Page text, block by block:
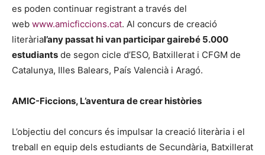
es poden continuar registrant a través del
web www.amicficcions.cat. Al concurs de creació
literàrial’any passat hi van participar gairebé 5.000
estudiants de segon cicle d’ESO, Batxillerat i CFGM de
Catalunya, Illes Balears, País Valencià i Aragó.
AMIC-Ficcions, L’aventura de crear històries
L’objectiu del concurs és impulsar la creació literària i el
treball en equip dels estudiants de Secundària, Batxillerat